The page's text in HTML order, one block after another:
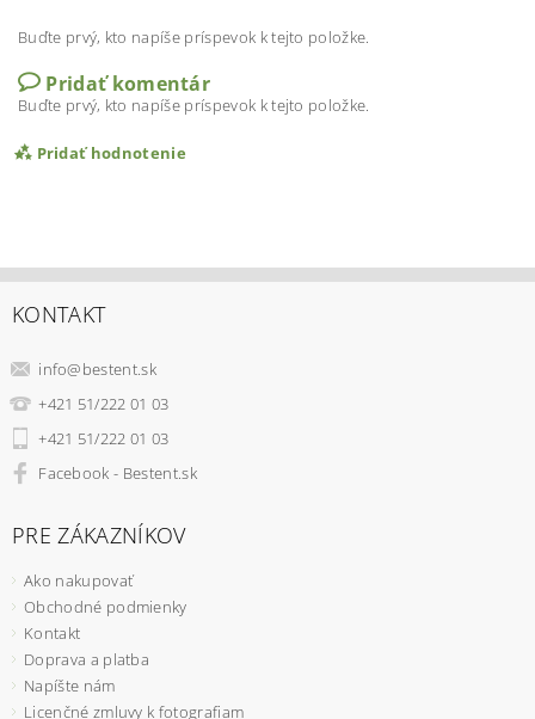
Buďte prvý, kto napíše príspevok k tejto položke.
Pridať komentár
Buďte prvý, kto napíše príspevok k tejto položke.
Pridať hodnotenie
KONTAKT
info@bestent.sk
+421 51/222 01 03
+421 51/222 01 03
Facebook - Bestent.sk
PRE ZÁKAZNÍKOV
Ako nakupovať
Obchodné podmienky
Kontakt
Doprava a platba
Napíšte nám
Licenčné zmluvy k fotografiam